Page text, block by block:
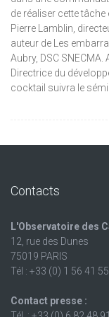
de réaliser cette tâche
Pierre Lamblin,
auteur de Les
Aubry, DSC
Directrice du
cocktail suivra le
Contacts
L'Observatoire des
12, rue des Dunes
75019 PARIS
Tél : +33 (0) 1 56 41
Contact presse :